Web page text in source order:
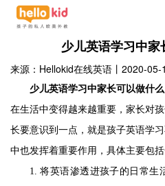
少儿英语学习中家
来源：Hellokid在线英语 丨 2020-05-
少儿英语学习中家长可以做什么
在生活中变得越来越重要，家长对
长要意识到一点，就是孩子英语学
中也发挥着重要作用，具体主要包括
1.将英语渗透进孩子的日常生